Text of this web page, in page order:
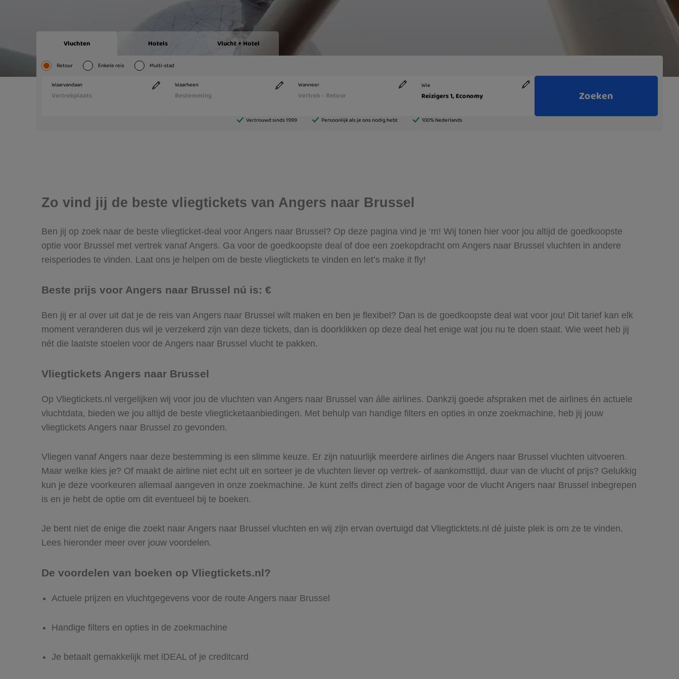
Zo vind jij de beste vliegtickets van Angers naar Brussel
Ben jij op zoek naar de beste vliegticket-deal voor Angers naar Brussel? Op deze pagina vind je ‘m! Wij tonen hier voor jou altijd de goedkoopste
optie voor Brussel met vertrek vanaf Angers. Ga voor de goedkoopste deal of doe een zoekopdracht om Angers naar Brussel vluchten in andere
reisperiodes te vinden. Laat ons je helpen om de beste vliegtickets te vinden en let’s make it fly!
Beste prijs voor Angers naar Brussel nú is: €
Ben jij er al over uit dat je de reis van Angers naar Brussel wilt maken en ben je flexibel? Dan is de goedkoopste deal wat voor jou! Dit tarief kan elk
moment veranderen dus wil je verzekerd zijn van deze tickets, dan is doorklikken op deze deal het enige wat jou nu te doen staat. Wie weet heb jij
nét die laatste stoelen voor de Angers naar Brussel vlucht te pakken.
Vliegtickets Angers naar Brussel
Op Vliegtickets.nl vergelijken wij voor jou de vluchten van Angers naar Brussel van álle airlines. Dankzij goede afspraken met de airlines én actuele
vluchtdata, bieden we jou altijd de beste vliegticketaanbiedingen. Met behulp van handige filters en opties in onze zoekmachine, heb jij jouw
vliegtickets Angers naar Brussel zo gevonden.
Vliegen vanaf Angers naar deze bestemming is een slimme keuze. Er zijn natuurlijk meerdere airlines die Angers naar Brussel vluchten uitvoeren.
Maar welke kies je? Of maakt de airline niet echt uit en sorteer je de vluchten liever op vertrek- of aankomsttijd, duur van de vlucht of prijs? Gelukkig
kun je deze voorkeuren allemaal aangeven in onze zoekmachine. Je kunt zelfs direct zien of bagage voor de vlucht Angers naar Brussel inbegrepen
is en je hebt de optie om dit eventueel bij te boeken.
Je bent niet de enige die zoekt naar Angers naar Brussel vluchten en wij zijn ervan overtuigd dat Vliegticktets.nl dé juiste plek is om ze te vinden.
Lees hieronder meer over jouw voordelen.
De voordelen van boeken op Vliegtickets.nl?
Actuele prijzen en vluchtgegevens voor de route Angers naar Brussel
Handige filters en opties in de zoekmachine
Je betaalt gemakkelijk met iDEAL of je creditcard